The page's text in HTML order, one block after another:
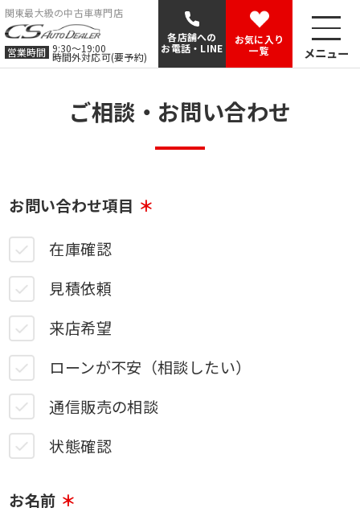
関東最大級の中古車専門店
営業時間 9:30〜19:00
時間外対応可(要予約)
各店舗への
お電話・LINE
お気に入り
一覧
メニュー
ご相談・お問い合わせ
お問い合わせ項目
在庫確認
見積依頼
来店希望
ローンが不安（相談したい）
通信販売の相談
状態確認
お名前